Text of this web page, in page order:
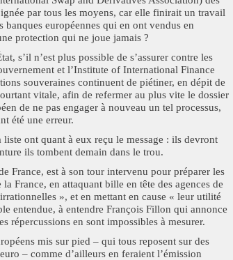
par tous les moyens, car elle finirait un travail
européennes qui en ont vendus en
protection qui ne joue jamais ?
s’il n’est plus possible de s’assurer contre les
et l’Institute of International Finance
souveraines continuent de piétiner, en dépit de
vitale, afin de refermer au plus vite le dossier
de ne pas engager à nouveau un tel processus,
été une erreur.
ont quant à eux reçu le message : ils devront
ils tombent demain dans le trou.
France, est à son tour intervenu pour préparer les
France, en attaquant bille en tête des agences de
», et en mettant en cause « leur utilité
entendue, à entendre François Fillon qui annonce
répercussions en sont impossibles à mesurer.
mis sur pied – qui tous reposent sur des
– comme d’ailleurs en feraient l’émission